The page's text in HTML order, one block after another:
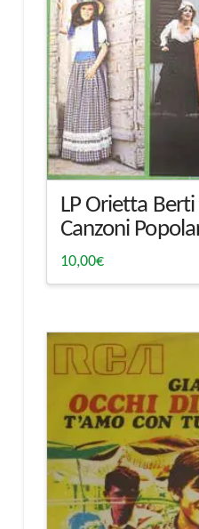
LP Orietta Berti
Canzoni
10,00€